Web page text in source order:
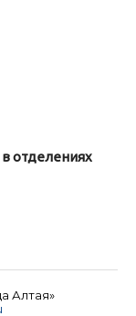
отделениях
Алтая»